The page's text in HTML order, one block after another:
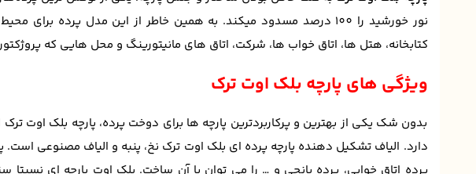
نور خورشید را 100 درصد مسدود میکند. به همین خاطر از این مدل پرده
کتابخانه، هتل ها، اتاق خواب ها، شرکت، اتاق های مانیتورینگ و محل هایی که
ویژگی های پارچه بلک اوت ترک
بدون شک یکی از بهترین و پرکاربردترین پارچه ها برای دوخت پرده، پارچه بلک اوت
دارد. الیاف تشکیل دهنده پارچه پرده ای بلک اوت ترک نخ، پنبه و الیاف مصنوعی است.